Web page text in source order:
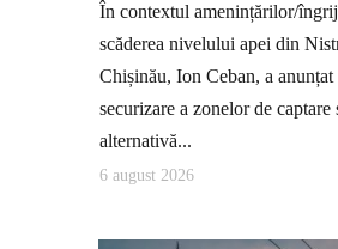
În contextul amenințărilor/
scăderea nivelului apei din
Chișinău, Ion Ceban, a
securizare a zonelor de
alternativă...
6 august 2026